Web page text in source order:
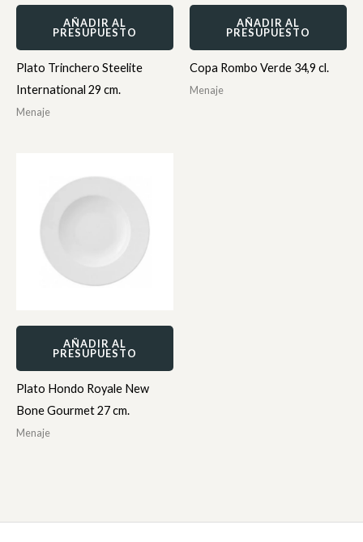
AÑADIR AL
PRESUPUESTO
Plato Trinchero Steelite
International 29 cm.
Menaje
AÑADIR AL
PRESUPUESTO
Copa Rombo Verde 34,9 cl.
Menaje
AÑADIR AL
PRESUPUESTO
Plato Hondo Royale New
Bone Gourmet 27 cm.
Menaje